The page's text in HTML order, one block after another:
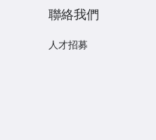
聯絡我們
人才招募